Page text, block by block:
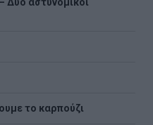
το καρπούζι